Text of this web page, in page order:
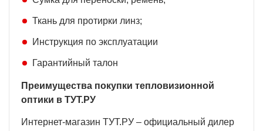
Ткань для протирки линз;
Инструкция по эксплуатации
Гарантийный талон
Преимущества покупки тепловизионной
оптики в ТУТ.РУ
Интернет-магазин ТУТ.РУ – официальный дилер